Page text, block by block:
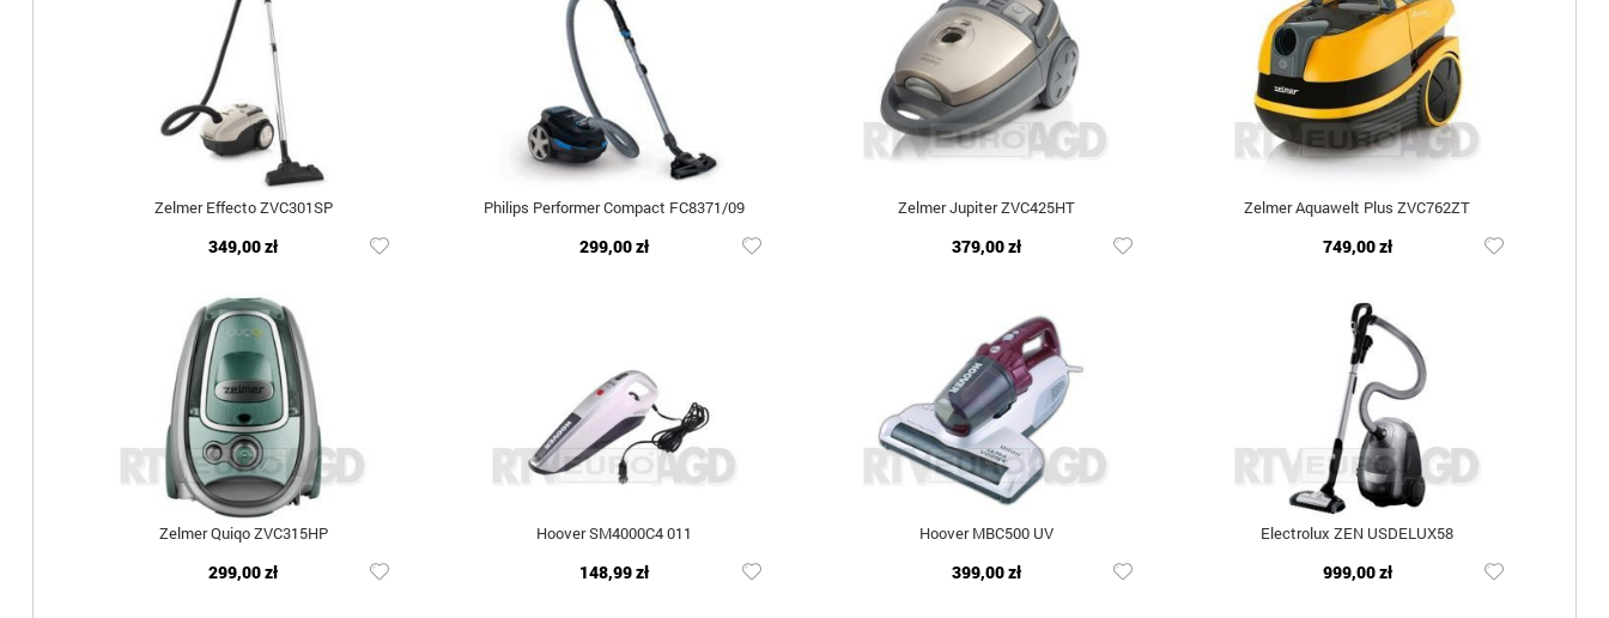
Zelmer Effecto ZVC301SP
349,00 zł
Philips Performer Compact FC8371/09
299,00 zł
Zelmer Jupiter ZVC425HT
379,00 zł
Zelmer Aquawelt Plus ZVC762ZT
749,00 zł
Zelmer Quiqo ZVC315HP
299,00 zł
Hoover SM4000C4 011
148,99 zł
Hoover MBC500 UV
399,00 zł
Electrolux ZEN USDELUX58
999,00 zł